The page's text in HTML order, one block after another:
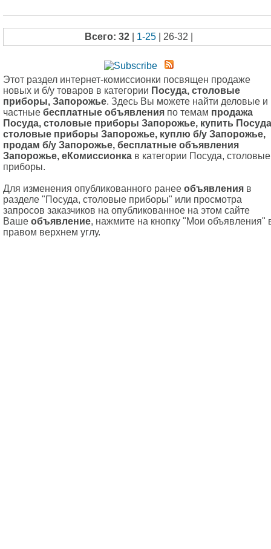
Всего: 32| 1-25| 26-32 |
Этот раздел интернет-комиссионки посвящен продаже
новых и б/у товаров в категории Посуда, столовые
приборы, Запорожье. Здесь Вы можете найти деловые и
частные бесплатные объявления по темам продажа
Посуда, столовые приборы Запорожье, купить
столовые приборы Запорожье, куплю б/у Запорожье,
продам б/у Запорожье, бесплатные объявления
Запорожье, еКомиссионка в категории Посуда, столовые
приборы.
Для изменения опубликованного ранее объявления в
разделе "Посуда, столовые приборы" или просмотра
запросов заказчиков на опубликованное на этом сайте
Ваше объявление, нажмите на кнопку "Мои объявления"
правом верхнем углу.